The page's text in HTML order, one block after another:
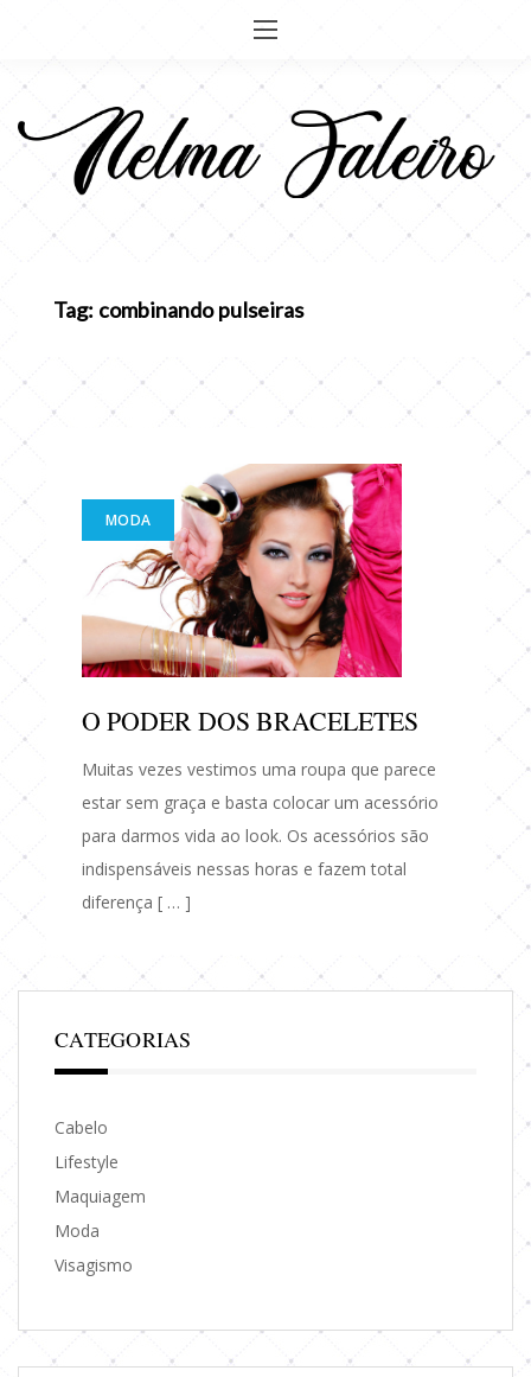
conteúdo
Tag: combinando pulseiras
MODA
O PODER DOS BRACELETES
Muitas vezes vestimos uma roupa que parece
estar sem graça e basta colocar um acessório
para darmos vida ao look. Os acessórios são
indispensáveis nessas horas e fazem total
diferença [ … ]
CATEGORIAS
Cabelo
Lifestyle
Maquiagem
Moda
Visagismo